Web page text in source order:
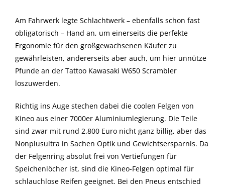
Am Fahrwerk legte Schlachtwerk – ebenfalls schon fast
obligatorisch – Hand an, um einerseits die perfekte
Ergonomie für den großgewachsenen Käufer zu
gewährleisten, andererseits aber auch, um hier unnütze
Pfunde an der Tattoo Kawasaki W650 Scrambler
loszuwerden.
Richtig ins Auge stechen dabei die coolen Felgen von
Kineo aus einer 7000er Aluminiumlegierung. Die Teile
sind zwar mit rund 2.800 Euro nicht ganz billig, aber das
Nonplusultra in Sachen Optik und Gewichtsersparnis. Da
der Felgenring absolut frei von Vertiefungen für
Speichenlöcher ist, sind die Kineo-Felgen optimal für
schlauchlose Reifen geeignet. Bei den Pneus entschied